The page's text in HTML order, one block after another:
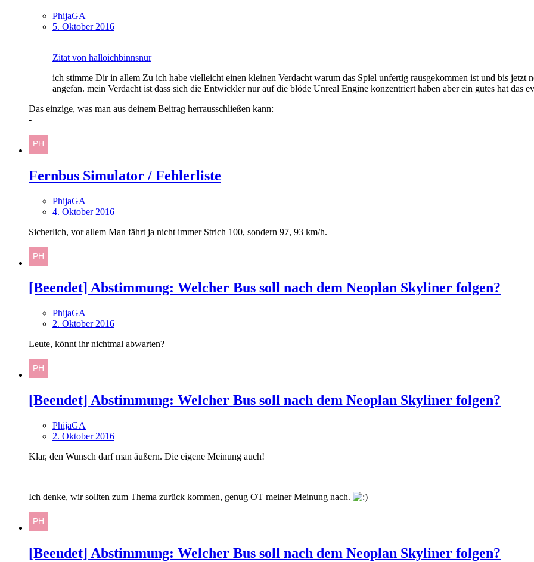
PhijaGA
5. Oktober 2016
Zitat von halloichbinnsnur
ich stimme Dir in allem Zu ich habe vielleicht einen kleinen Verdacht warum das Spiel unfertig rausgekommen ist und bis jetzt
angefan. mein Verdacht ist dass sich die Entwickler nur auf die blöde Unreal Engine konzentriert haben aber ein gutes hat das
Das einzige, was man aus deinem Beitrag herrausschließen kann:
-
Fernbus Simulator / Fehlerliste
PhijaGA
4. Oktober 2016
Sicherlich, vor allem Man fährt ja nicht immer Strich 100, sondern 97, 93 km/h.
[Beendet] Abstimmung: Welcher Bus soll nach dem Neoplan Skyliner folgen?
PhijaGA
2. Oktober 2016
Leute, könnt ihr nichtmal abwarten?
[Beendet] Abstimmung: Welcher Bus soll nach dem Neoplan Skyliner folgen?
PhijaGA
2. Oktober 2016
Klar, den Wunsch darf man äußern. Die eigene Meinung auch!
Ich denke, wir sollten zum Thema zurück kommen, genug OT meiner Meinung nach.
[Beendet] Abstimmung: Welcher Bus soll nach dem Neoplan Skyliner folgen?